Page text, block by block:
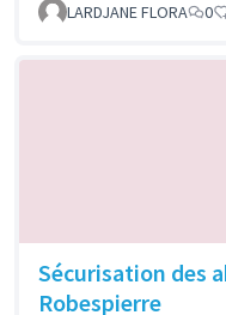
LARDJANE FLORA
0
Sécurisation des
Robespierre